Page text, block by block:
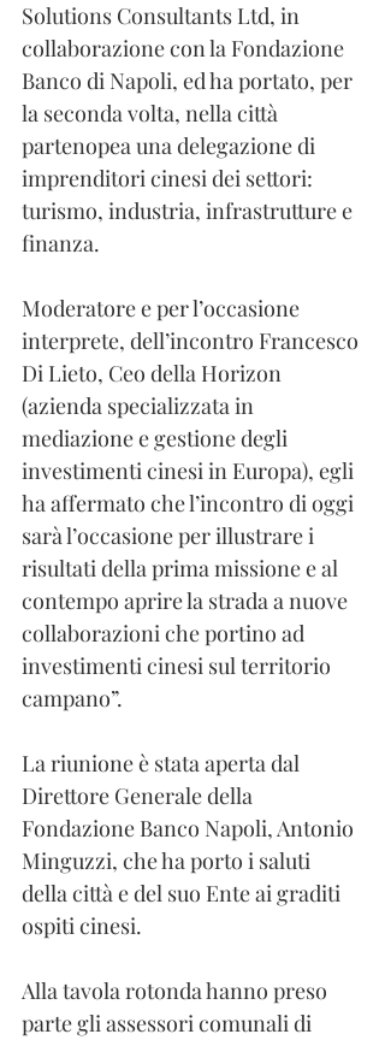
Solutions Consultants Ltd, in
collaborazione con la Fondazione
Banco di Napoli, ed ha portato, per
la seconda volta, nella città
partenopea una delegazione di
imprenditori cinesi dei settori:
turismo, industria, infrastrutture e
finanza.
Moderatore e per l’occasione
interprete, dell’incontro Francesco
Di Lieto, Ceo della Horizon
(azienda specializzata in
mediazione e gestione degli
investimenti cinesi in Europa), egli
ha affermato che l’incontro di oggi
sarà l’occasione per illustrare i
risultati della prima missione e al
contempo aprire la strada a nuove
collaborazioni che portino ad
investimenti cinesi sul territorio
campano”.
La riunione è stata aperta dal
Direttore Generale della
Fondazione Banco Napoli, Antonio
Minguzzi, che ha porto i saluti
della città e del suo Ente ai graditi
ospiti cinesi.
Alla tavola rotonda hanno preso
parte gli assessori comunali di